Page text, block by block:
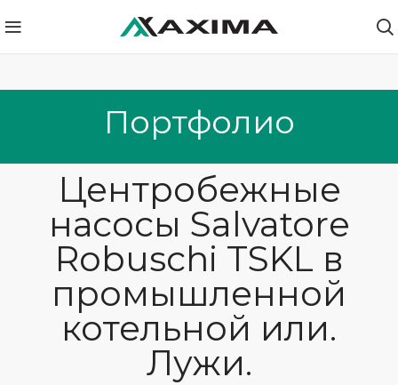
Портфолио
Центробежные
насосы Salvatore
Robuschi TSKL в
промышленной
котельной или.
Лужи.